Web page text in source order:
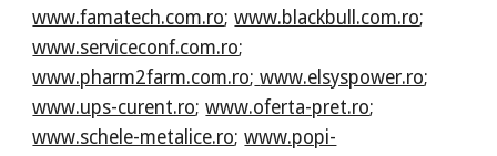
www.famatech.com.ro;www.blackbull.com.ro;
www.serviceconf.com.ro;
www.pharm2farm.com.ro; www.elsyspower.ro;
www.ups-curent.ro;www.oferta-pret.ro;
www.schele-metalice.ro;www.popi-